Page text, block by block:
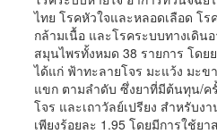
ไทย โรคหัวใจและหลอดเลือด โ
กล้ามเนื้อ และโรคระบบทางเดิน
สมุนไพรทั้งหมด 38 รายการ โด
ได้แก่ ฟ้าทะลายโจร มะแว้ง มะ
แขก ตามลำดับ ซึ่งยาที่มีต้นทุน/ค
โจร และเถาวัลย์เปรียง สำหรับง
เพียงร้อยละ 1.95 โดยมีการใช้ย